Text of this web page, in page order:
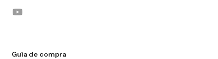
YouTube
Guía de compra